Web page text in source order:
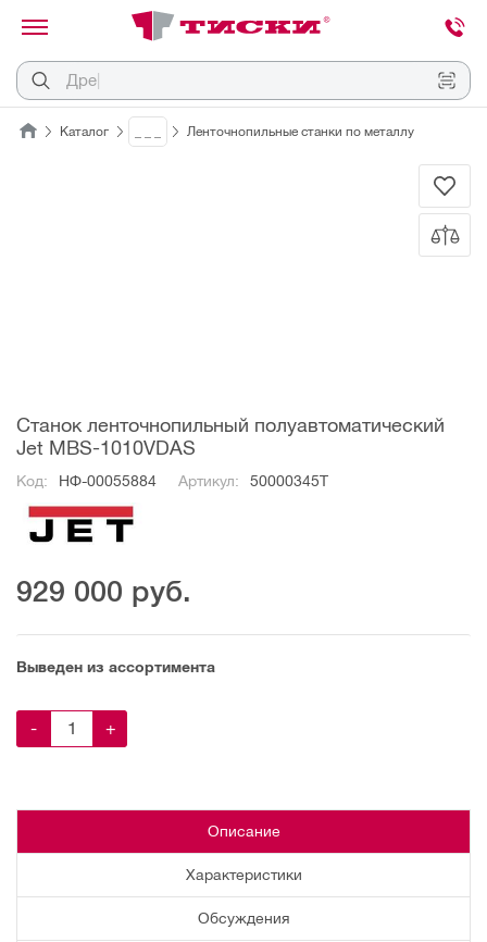
.Д ре
Отмена
Каталог Ленточнопильные станки по металлу
Станок ленточнопильный полуавтоматический
Jet MBS-1010VDAS
Код: НФ-00055884 Артикул: 50000345T
929 000 руб.
Выведен из ассортимента
- +
Описание
Характеристики
Обсуждения